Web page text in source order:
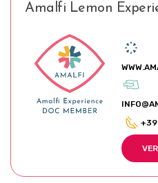
Amalfi Lemon
+39